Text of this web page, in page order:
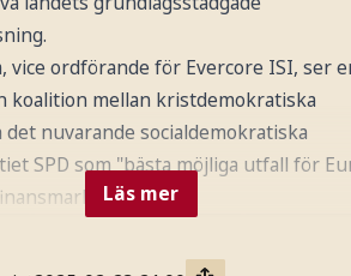
vice ordförande för Evercore ISI, ser
koalition mellan kristdemokratiska
det nuvarande socialdemokratiska
SPD som "bästa möjliga utfall för
Läs mer